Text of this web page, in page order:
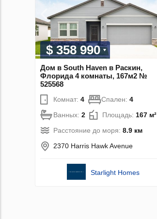
$ 358 990
Дом в South Haven в Раскин,
Флорида 4 комнаты, 167м2 №
525568
Комнат: 4 Спален: 4
Ванных: 2 Площадь: 167 м²
Расстояние до моря: 8.9 км
2370 Harris Hawk Avenue
Starlight Homes